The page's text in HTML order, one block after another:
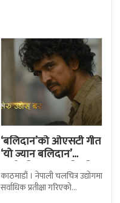
‘बलिदान’को ओएसटी गीत
‘यो ज्यान बलिदान’
सार्वजनिक, मातृभूमिप्रति
पुत्रको भावनात्मक…
काठमाडौं । नेपाली चलचित्र उद्योगमा
सर्वाधिक प्रतीक्षा गरिएको